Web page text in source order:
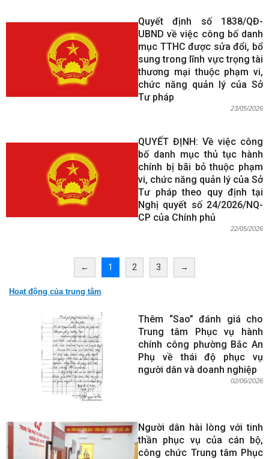
Quyết định số 1838/QĐ-
UBND về việc công bố danh
mục TTHC được sửa đổi, bổ
sung trong lĩnh vực trọng tài
thương mại thuộc phạm vi,
chức năng quản lý của Sở
Tư pháp
23/05/2026
QUYẾT ĐỊNH: Về việc công
bố danh mục thủ tục hành
chính bị bãi bỏ thuộc phạm
vi, chức năng quản lý của Sở
Tư pháp theo quy định tại
Nghị quyết số 24/2026/NQ-
CP của Chính phủ
22/05/2026
← 1 2 3 →
Hoạt động của trung tâm
Thêm “Sao” đánh giá cho
Trung tâm Phục vụ hành
chính công phường Bắc An
Phụ về thái độ phục vụ
người dân và doanh nghiệp
02/06/2026
Người dân hài lòng với tinh
thần phục vụ của cán bộ,
công chức Trung tâm Phục